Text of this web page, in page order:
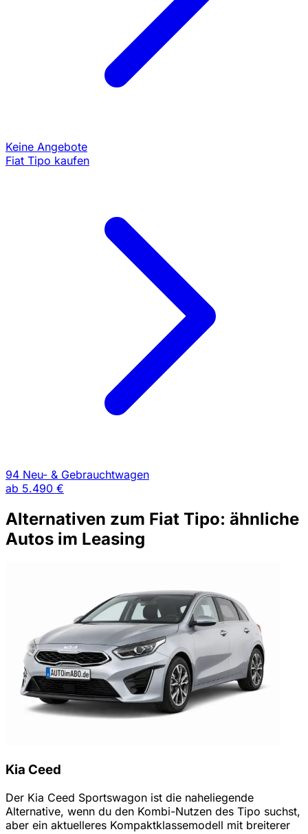
Keine Angebote
Fiat Tipo kaufen
94 Neu- & Gebrauchtwagen
ab 5.490 €
Alternativen zum Fiat Tipo: ähnliche
Autos im Leasing
Kia Ceed
Der Kia Ceed Sportswagon ist die naheliegende
Alternative, wenn du den Kombi-Nutzen des Tipo suchst,
aber ein aktuelleres Kompaktklassemodell mit breiterer